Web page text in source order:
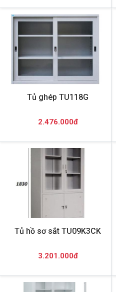
Tủ ghép TU118G
2.476.000đ
Tủ hồ sơ sắt TU09K3CK
3.201.000đ